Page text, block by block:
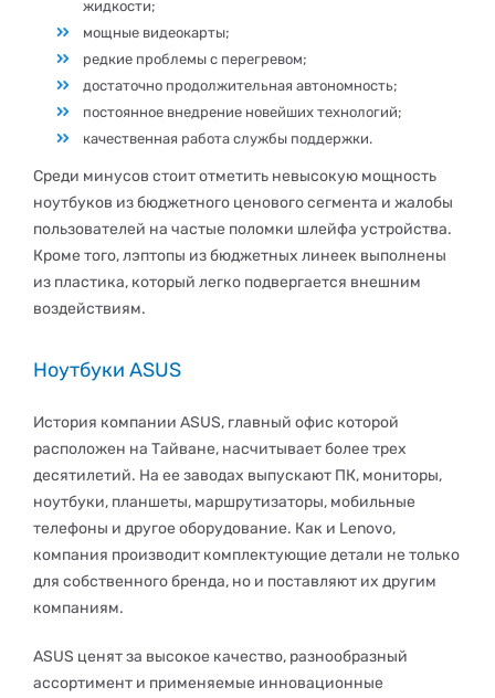
жидкости;
мощные видеокарты;
редкие проблемы с перегревом;
достаточно продолжительная автономность;
постоянное внедрение новейших технологий;
качественная работа службы поддержки.
Среди минусов стоит отметить невысокую мощность
ноутбуков из бюджетного ценового сегмента и жалобы
пользователей на частые поломки шлейфа устройства.
Кроме того, лэптопы из бюджетных линеек выполнены
из пластика, который легко подвергается внешним
воздействиям.
Ноутбуки ASUS
История компании ASUS, главный офис которой
расположен на Тайване, насчитывает более трех
десятилетий. На ее заводах выпускают ПК, мониторы,
ноутбуки, планшеты, маршрутизаторы, мобильные
телефоны и другое оборудование. Как и Lenovo,
компания производит комплектующие детали не только
для собственного бренда, но и поставляют их другим
компаниям.
ASUS ценят за высокое качество, разнообразный
ассортимент и применяемые инновационные